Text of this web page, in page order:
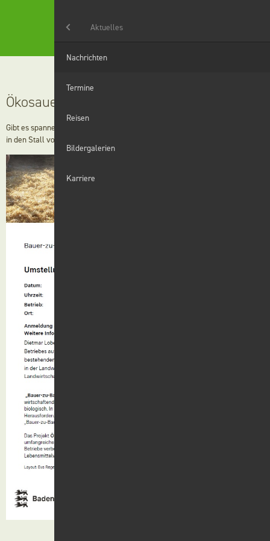
Ökosauen Bauer zu Bauer
Gibt es spannende Alternativen in der Sauenhaltung? Schauen Sie doch mal
in den Stall von Dietmar Lober.
Aktuelles
Winterdienst
Digitales
Karriere
Kontakt
Aktuelles
Nachrichten
Termine
Reisen
Bildergalerien
Karriere